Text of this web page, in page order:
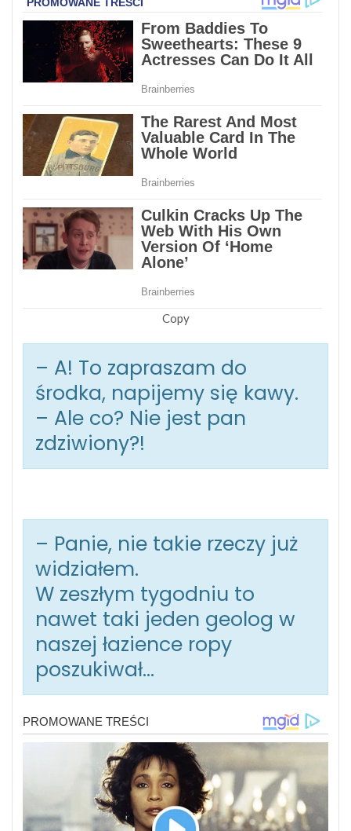
Copy
– A! To zapraszam do
środka, napijemy się kawy.
– Ale co? Nie jest pan
zdziwiony?!
– Panie, nie takie rzeczy już
widziałem.
W zeszłym tygodniu to
nawet taki jeden geolog w
naszej łazience ropy
poszukiwał…